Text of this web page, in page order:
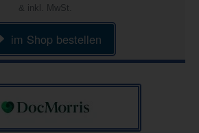
& inkl. MwSt.
im Shop bestellen